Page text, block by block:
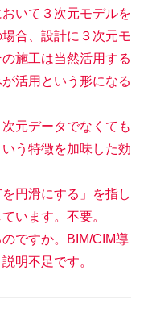
いて３次元モデルを
合、設計に３次元モ
施工は当然活用する
活用という形になる
元データでなくても
う特徴を加味した効
円滑にする」を指し
います。不要。
ですか。BIM/CIM導
明不足です。